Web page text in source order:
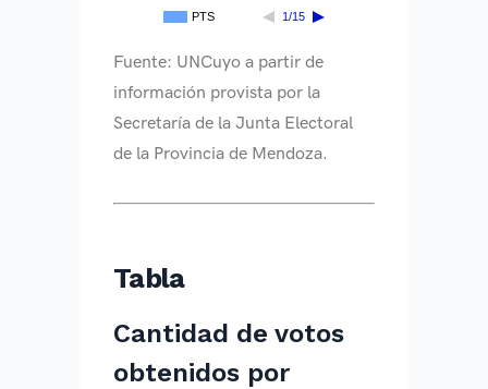
PTS 1/15
Fuente: UNCuyo a partir de
información provista por la
Secretaría de la Junta Electoral
de la Provincia de Mendoza.
Tabla
Cantidad de votos
obtenidos por